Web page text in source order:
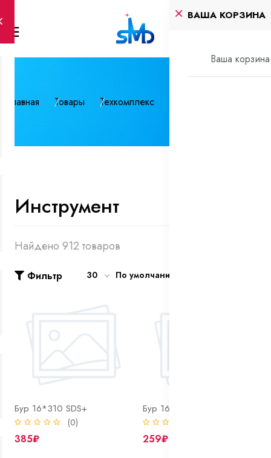
ВАША КОРЗИНА
Ваша корзина
Главная Товары Техкомплекс
Инструмент
Найдено 912 товаров
Фильтр 30 По умолчанию
Бур 16*310 SDS+
(0)
385₽
Бур 16*410 SDS+
259₽